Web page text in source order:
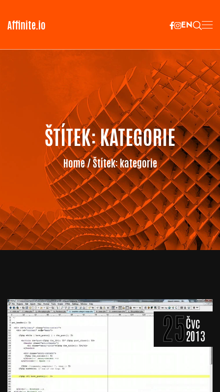
Affinite.io EN
ŠTÍTEK:KATEGORIE
Home/ Štítek:kategorie
25Čvc
2013